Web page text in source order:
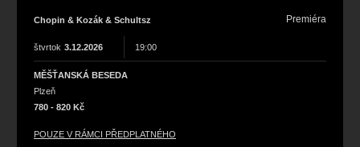
Chopin & Kozák & Schultsz Premiéra
štvrtok 3.12.2026 19:00
MĚŠŤANSKÁ BESEDA
Plzeň
780 - 820 Kč
POUZE V RÁMCI PŘEDPLATNÉHO